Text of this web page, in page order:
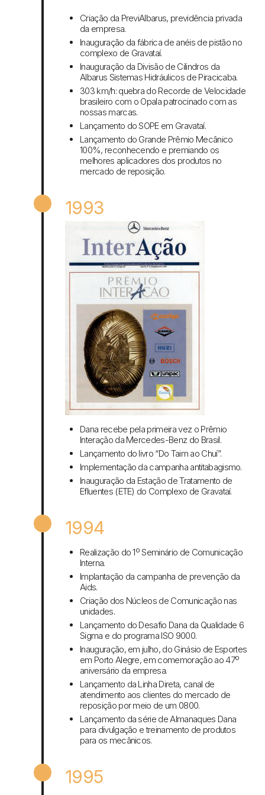
Criação da PreviAlbarus, previdência privada
da empresa.
Inauguração da fábrica de anéis de pistão no
complexo de Gravataí.
Inauguração da Divisão de Cilindros da
Albarus Sistemas Hidráulicos de Piracicaba.
303 km/h: quebra do Recorde de Velocidade
brasileiro com o Opala patrocinado com as
nossas marcas.
Lançamento do SOPE em Gravataí.
Lançamento do Grande Prêmio Mecânico
100%, reconhecendo e premiando os
melhores aplicadores dos produtos no
mercado de reposição.
1993
Dana recebe pela primeira vez o Prêmio
Interação da Mercedes-Benz do Brasil.
Lançamento do livro “Do Taim ao Chuí”.
Implementação da campanha antitabagismo.
Inauguração da Estação de Tratamento de
Efluentes (ETE) do Complexo de Gravataí.
1994
Realização do 1º Seminário de Comunicação
Interna.
Implantação da campanha de prevenção da
Aids.
Criação dos Núcleos de Comunicação nas
unidades.
Lançamento do Desafio Dana da Qualidade 6
Sigma e do programa ISO 9000.
Inauguração, em julho, do Ginásio de Esportes
em Porto Alegre, em comemoração ao 47º
aniversário da empresa.
Lançamento da Linha Direta, canal de
atendimento aos clientes do mercado de
reposição por meio de um 0800.
Lançamento da série de Almanaques Dana
para divulgação e treinamento de produtos
para os mecânicos.
1995